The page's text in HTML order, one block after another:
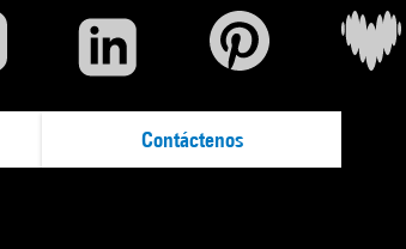
Contáctenos